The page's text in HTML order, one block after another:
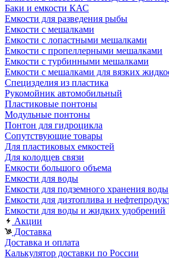
Баки и емкости КАС
Емкости для разведения рыбы
Емкости с мешалками
Емкости с лопастными мешалками
Емкости с пропеллерными мешалками
Емкости с турбинными мешалками
Емкости с мешалками для вязких
Специзделия из пластика
Рукомойник автомобильный
Пластиковые понтоны
Модульные понтоны
Понтон для гидроцикла
Сопутствующие товары
Для пластиковых емкостей
Для колодцев связи
Емкости большого объема
Емкости для воды
Емкости для подземного хранения воды
Емкости для дизтоплива и
Емкости для воды и жидких удобрений
Акции
Доставка
Доставка и оплата
Калькулятор доставки по России